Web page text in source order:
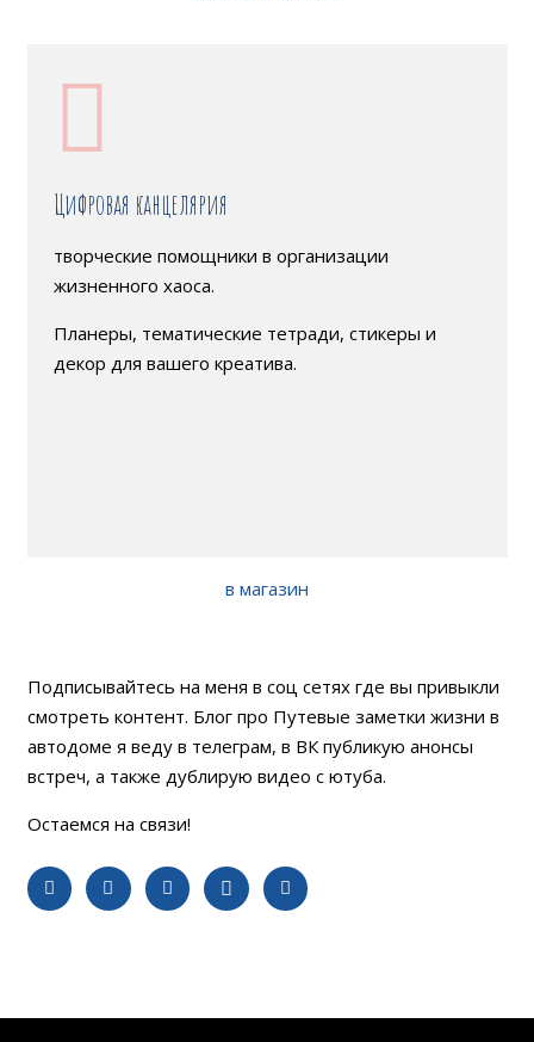
Цифровая канцелярия
творческие помощники в организации
жизненного хаоса.
Планеры, тематические тетради, стикеры и
декор для вашего креатива.
в магазин
Подписывайтесь на меня в соц сетях где вы привыкли
смотреть контент. Блог про Путевые заметки жизни в
автодоме я веду в телеграм, в ВК публикую анонсы
встреч, а также дублирую видео с ютуба.
Остаемся на связи!